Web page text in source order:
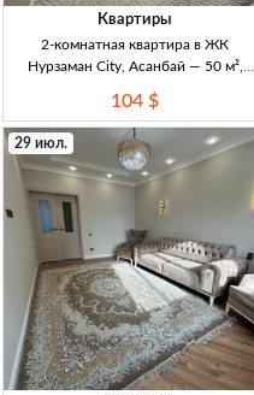
Квартиры
2-комнатная квартира в ЖК
Нурзаман City, Асанбай — 50 м²,
Асанбай. ЖК «Нурзаман City»
(бизнес-класс). ДДУ. Полностью
мебл., 2 лифта, больш
104 $
29 июл.